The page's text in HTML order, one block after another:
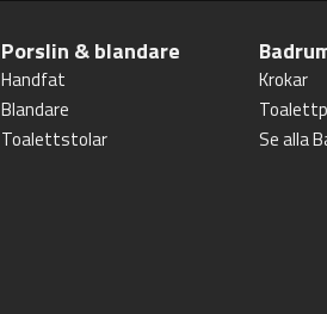
Porslin & blandare
Handfat
Blandare
Toalettstolar
Krokar
Se alla